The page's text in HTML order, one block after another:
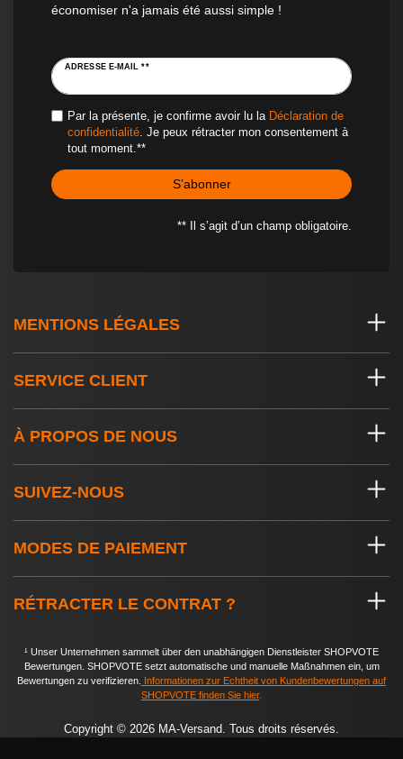
économiser n'a jamais été aussi simple !
ADRESSE E-MAIL **
Par la présente, je confirme avoir lu la Déclaration de
confidentialité. Je peux rétracter mon consentement à
tout moment.**
S’abonner
** Il s’agit d’un champ obligatoire.
MENTIONS LÉGALES
SERVICE CLIENT
À PROPOS DE NOUS
SUIVEZ-NOUS
MODES DE PAIEMENT
RÉTRACTER LE CONTRAT ?
¹ Unser Unternehmen sammelt über den unabhängigen Dienstleister SHOPVOTE
Bewertungen. SHOPVOTE setzt automatische und manuelle Maßnahmen ein, um
Bewertungen zu verifizieren. Informationen zur Echtheit von Kundenbewertungen auf
SHOPVOTE finden Sie hier.
Copyright © 2026 MA-Versand. Tous droits réservés.